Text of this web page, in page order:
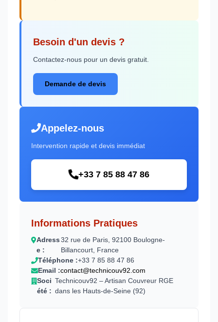
Besoin d'un devis ?
Contactez-nous pour un devis gratuit.
Demande de devis
Appelez-nous
Intervention rapide et devis immédiat
+33 7 85 88 47 86
Informations Pratiques
Adress
e :
32 rue de Paris, 92100 Boulogne-
Billancourt, France
Téléphone :+33 7 85 88 47 86
Email :contact@technicouv92.com
Soci
été :
Technicouv92 – Artisan Couvreur RGE
dans les Hauts-de-Seine (92)